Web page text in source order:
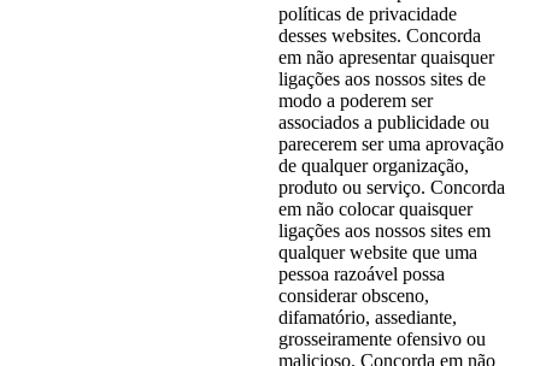
políticas de privacidade
desses websites. Concorda
em não apresentar quaisquer
ligações aos nossos sites de
modo a poderem ser
associados a publicidade ou
parecerem ser uma aprovação
de qualquer organização,
produto ou serviço. Concorda
em não colocar quaisquer
ligações aos nossos sites em
qualquer website que uma
pessoa razoável possa
considerar obsceno,
difamatório, assediante,
grosseiramente ofensivo ou
malicioso. Concorda em não